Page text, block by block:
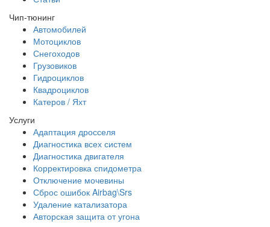
Чип-тюнинг
Автомобилей
Мотоциклов
Снегоходов
Грузовиков
Гидроциклов
Квадроциклов
Катеров / Яхт
Услуги
Адаптация дросселя
Диагностика всех систем
Диагностика двигателя
Корректировка спидометра
Отключение мочевины
Сброс ошибок Airbag\Srs
Удаление катализатора
Авторская защита от угона